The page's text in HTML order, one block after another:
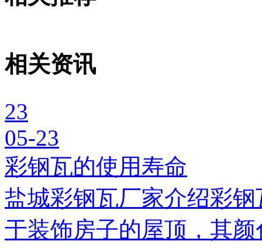
相关资讯
23
05-23
彩钢瓦的使用寿命
盐城彩钢瓦厂家介绍彩
于装饰房子的屋顶，其